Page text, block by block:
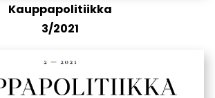
Kauppapolitiikka
3/2021